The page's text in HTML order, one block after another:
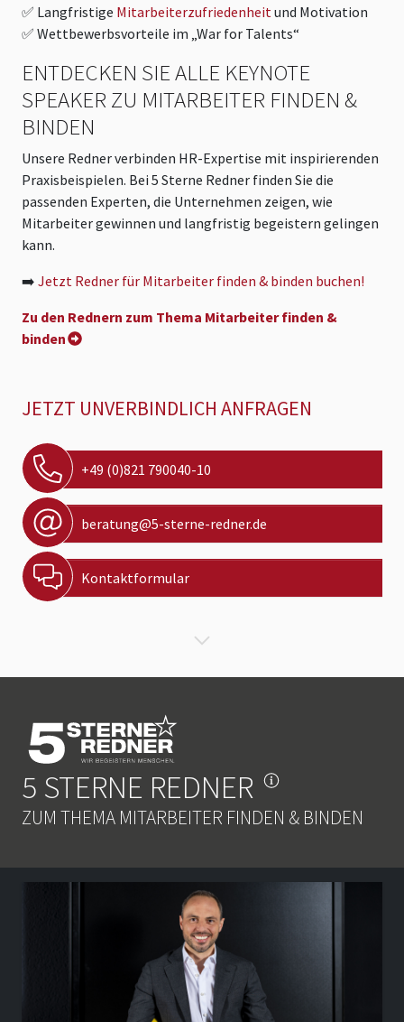
✅ Langfristige Mitarbeiterzufriedenheit und Motivation
✅ Wettbewerbsvorteile im „War for Talents“
ENTDECKEN SIE ALLE KEYNOTE
SPEAKER ZU MITARBEITER FINDEN &
BINDEN
Unsere Redner verbinden HR-Expertise mit inspirierenden
Praxisbeispielen. Bei 5 Sterne Redner finden Sie die
passenden Experten, die Unternehmen zeigen, wie
Mitarbeiter gewinnen und langfristig begeistern gelingen
kann.
➡️ Jetzt Redner für Mitarbeiter finden & binden buchen!
Zu den Rednern zum Thema Mitarbeiter finden &
binden
JETZT UNVERBINDLICH ANFRAGEN
+49 (0)821 790040-10
beratung@5-sterne-redner.de
Kontaktformular
5 STERNE REDNER
ZUM THEMA MITARBEITER FINDEN & BINDEN